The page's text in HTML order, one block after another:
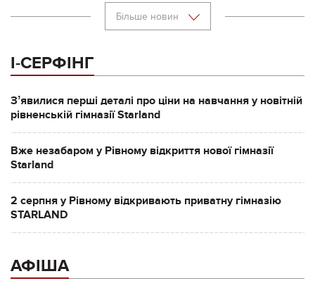
Більше новин
І-СЕРФІНГ
Зʼявилися перші деталі про ціни на навчання у новітній
рівненській гімназії Starland
Вже незабаром у Рівному відкриття нової гімназії
Starland
2 серпня у Рівному відкривають приватну гімназію
STARLAND
АФІША